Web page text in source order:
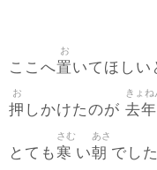
ここへ置
お
いてほしい
押
お
しかけたのが 去年
きょね
とても 寒
さむ
い朝
あさ
でした